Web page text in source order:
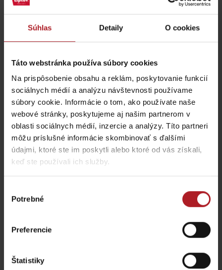
Súhlas Detaily O cookies
Táto webstránka používa súbory cookies
Na prispôsobenie obsahu a reklám, poskytovanie funkcií
sociálnych médií a analýzu návštevnosti používame
súbory cookie. Informácie o tom, ako používate naše
webové stránky, poskytujeme aj našim partnerom v
oblasti sociálnych médií, inzercie a analýzy. Títo partneri
môžu príslušné informácie skombinovať s ďalšími
údajmi, ktoré ste im poskytli alebo ktoré od vás získali,
keď ste používali ich služby.
súhlasu
Potrebné
Preferencie
Štatistiky
STOP SHOP Liptovský
Mikuláš
Liptovský Mikuláš
Mikuláš
Liptovský Mikuláš
JOYRIDE predajňa a
požičovňa
Liptovský Mikuláš
Liptovský Mikuláš
ochrany prírody a
jaskyniarstva
Evanjelický kostol